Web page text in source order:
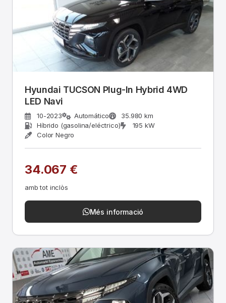
Hyundai TUCSON Plug-In Hybrid 4WD
LED Navi
10-2023 Automático
35.980 km
Híbrido (gasolina/eléctrico)
195 kW
Color Negro
34.067 €
amb tot inclòs
Més informació